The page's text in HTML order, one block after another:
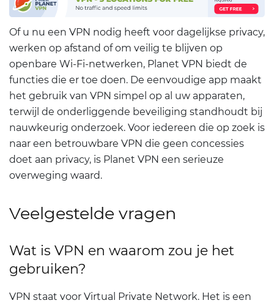
Of u nu een VPN nodig heeft voor dagelijkse privacy,
werken op afstand of om veilig te blijven op
openbare Wi-Fi-netwerken, Planet VPN biedt de
functies die er toe doen. De eenvoudige app maakt
het gebruik van VPN simpel op al uw apparaten,
terwijl de onderliggende beveiliging standhoudt bij
nauwkeurig onderzoek. Voor iedereen die op zoek is
naar een betrouwbare VPN die geen concessies
doet aan privacy, is Planet VPN een serieuze
overweging waard.
Veelgestelde vragen
Wat is VPN en waarom zou je het
gebruiken?
VPN staat voor Virtual Private Network. Het is een